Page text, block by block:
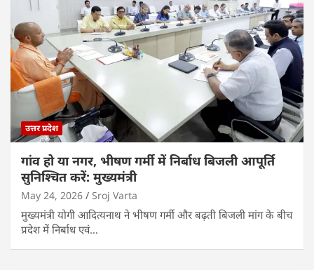
उत्तर प्रदेश
गांव हो या नगर, भीषण गर्मी में निर्बाध बिजली आपूर्ति
सुनिश्चित करें: मुख्यमंत्री
May 24, 2026 Sroj Varta
मुख्यमंत्री योगी आदित्यनाथ ने भीषण गर्मी और बढ़ती बिजली मांग के बीच
प्रदेश में निर्बाध एवं…